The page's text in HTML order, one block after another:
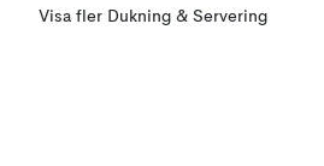
Visa fler Dukning & Servering